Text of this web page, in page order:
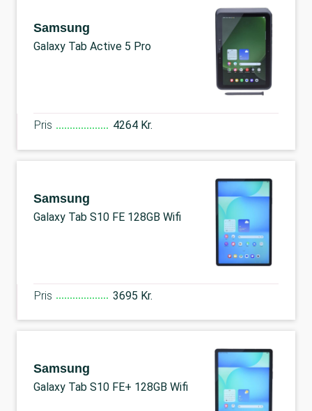
Samsung
Galaxy Tab Active 5 Pro
Pris 4264 Kr.
Samsung
Galaxy Tab S10 FE 128GB Wifi
Pris 3695 Kr.
Samsung
Galaxy Tab S10 FE+ 128GB Wifi